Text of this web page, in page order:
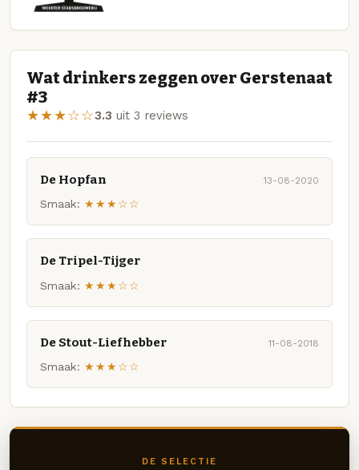
Wat drinkers zeggen over Gerstenaat
#3
★★★☆☆3.3 uit 3 reviews
De Hopfan 13-08-2020
Smaak: ★★★☆☆
De Tripel-Tijger
Smaak: ★★★☆☆
De Stout-Liefhebber 11-08-2018
Smaak: ★★★☆☆
DE SELECTIE